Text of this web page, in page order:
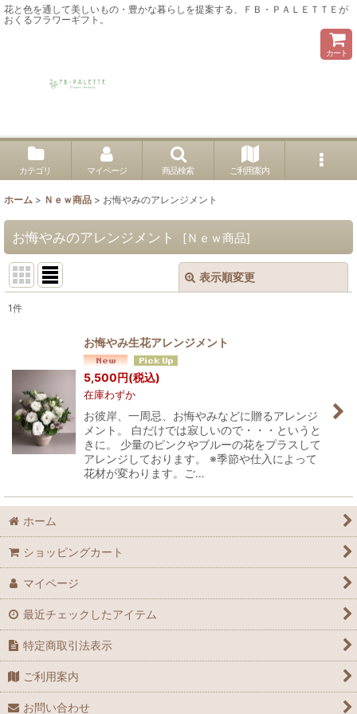
花と色を通して美しいもの・豊かな暮らしを提案する、ＦＢ・ＰＡＬＥＴＴＥが
おくるフラワーギフト。
カート
カテゴリ マイページ 商品検索 ご利用案内
ホーム > Ｎｅｗ商品 > お悔やみのアレンジメント
お悔やみのアレンジメント [Ｎｅｗ商品]
表示順変更
並び順:
絞り込む
1件
お悔やみ生花アレンジメント
5,500円(税込)
在庫わずか
お彼岸、一周忌、お悔やみなどに贈るアレンジ
メント。 白だけでは寂しいので・・・というと
きに。 少量のピンクやブルーの花をプラスして
アレンジしております。 ※季節や仕入によって
花材が変わります。ご…
ホーム
ショッピングカート
マイページ
最近チェックしたアイテム
特定商取引法表示
ご利用案内
お問い合わせ